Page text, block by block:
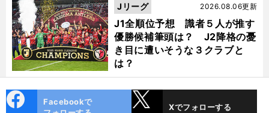
J1全順位予想 識者５人が推す
優勝候補筆頭は？ J2降格の憂
き目に遭いそうな３クラブと
は？
2026.08.06更新
Jリーグ
ok
Facebookで
Xでフォローする